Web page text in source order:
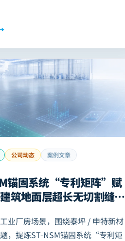
公司动态 案例文章
锚固系统“专利矩阵”赋
筑地面层超长无切割缝地
房建设
业厂房场景，围绕泰坪 / 申特新材
，提炼ST-NSM锚固系统“专利矩